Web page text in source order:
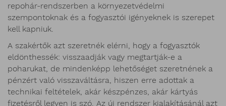
repohár-rendszerben a környezetvédelmi
szempontoknak és a fogyasztói igényeknek is szerepet
kell kapniuk.
A szakértők azt szeretnék elérni, hogy a fogyasztók
eldönthessék: visszaadják vagy megtartják-e a
poharukat, de mindenképp lehetőséget szeretnének a
pénzért való visszaváltásra, hiszen erre adottak a
technikai feltételek, akár készpénzes, akár kártyás
fizetésről legyen is szó. Az új rendszer kialakításánál azt